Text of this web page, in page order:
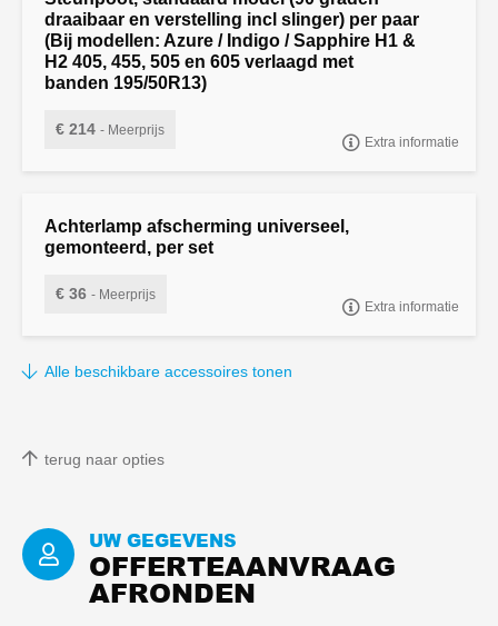
draaibaar en verstelling incl slinger) per paar
(Bij modellen: Azure / Indigo / Sapphire H1 &
H2 405, 455, 505 en 605 verlaagd met
banden 195/50R13)
€ 214 - Meerprijs
Extra informatie
Achterlamp afscherming universeel,
gemonteerd, per set
€ 36 - Meerprijs
Extra informatie
Alle beschikbare accessoires tonen
terug naar opties
OFFERTEAANVRAAG
AFRONDEN
UW GEGEVENS